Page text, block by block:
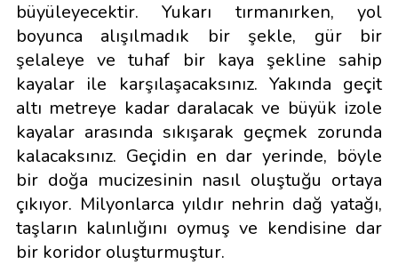
büyüleyecektir. Yukarı tırmanırken, yol
boyunca alışılmadık bir şekle, gür bir
şelaleye ve tuhaf bir kaya şekline sahip
kayalar ile karşılaşacaksınız. Yakında geçit
altı metreye kadar daralacak ve büyük izole
kayalar arasında sıkışarak geçmek zorunda
kalacaksınız. Geçidin en dar yerinde, böyle
bir doğa mucizesinin nasıl oluştuğu ortaya
çıkıyor. Milyonlarca yıldır nehrin dağ yatağı,
taşların kalınlığını oymuş ve kendisine dar
bir koridor oluşturmuştur.